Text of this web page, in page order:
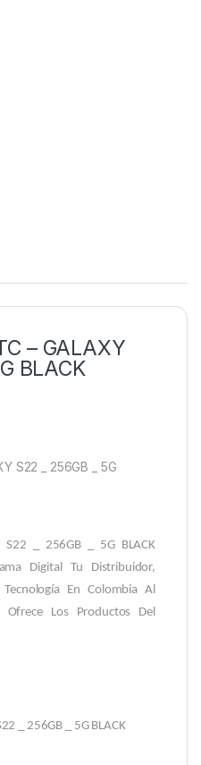
– GALAXY
BLACK
S22 _ 256GB _ 5G
S22 _ 256GB _ 5G BLACK
Digital Tu Distribuidor,
En Colombia Al
Los Productos Del
_ 256GB _ 5G BLACK